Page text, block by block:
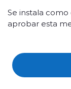
Se instala
aprobar esta